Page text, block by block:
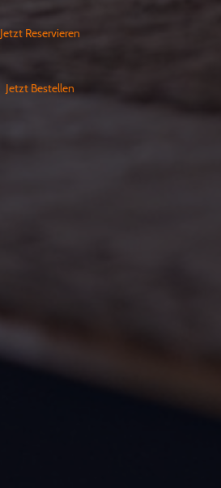
Jetzt Reservieren
Jetzt Bestellen